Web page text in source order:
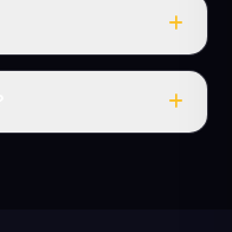
şey dahil.